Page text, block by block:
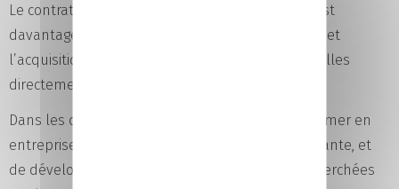
Le contrat de professionnalisation, quant à lui, est
davantage centré sur l’insertion professionnelle et
l’acquisition rapide de compétences opérationnelles
directement mobilisables en entreprise.
Dans les deux cas, l’alternance permet de se former en
entreprise tout en suivant une formation qualifiante, et
de développer des compétences concrètes recherchées